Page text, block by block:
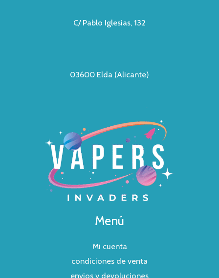
C/ Pablo Iglesias, 132
03600 Elda (Alicante)
Menú
Mi cuenta
condiciones de venta
envios y devoluciones